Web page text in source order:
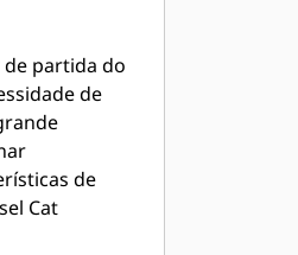
partida do
de
de
Cat